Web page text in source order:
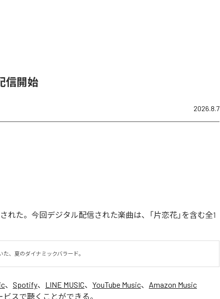
信開始
2026.8.7
れた。今回デジタル配信された楽曲は、「片恋花」を含む全1
た、夏のダイナミックバラード。
、 Spotify、 LINE MUSIC、 YouTube Music、 Amazon Music
スで聴くことができる。